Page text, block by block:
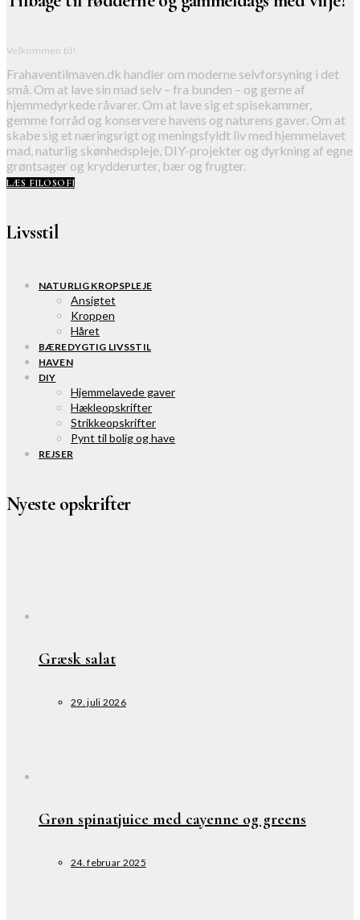
Velkommen til!
Frahaventilmaven.dk handler om moderne selvforsyning i det
små. Om at lave sin mad selv – fra bunden – og gerne af
hjemmedyrkede råvarer. Om at lave sig et spisekammer,
gemme forråd og konservere havens og naturens gaver. Om at
skabe sig et næringsrigt og meningsfyldt liv med hjemmelavet
mad, naturlig skønhedspleje, DIY-projekter og dyrkning af egne
grøntsager og krydderurter, bær og frugter.
LÆS FILOSOFI
Livsstil
NATURLIG KROPSPLEJE
Ansigtet
Kroppen
Håret
BÆREDYGTIG LIVSSTIL
HAVEN
DIY
Hjemmelavede gaver
Hækleopskrifter
Strikkeopskrifter
Pynt til bolig og have
REJSER
Nyeste opskrifter
Græsk salat
29. juli 2026
Grøn spinatjuice med cayenne og greens
24. februar 2025